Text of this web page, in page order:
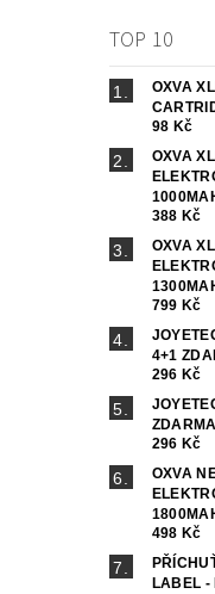
TOP 10
OXVA
98 Kč
OXVA
388 Kč
OXVA
799 Kč
4+1
296 Kč
ZDARMA
296 Kč
OXVA
498 Kč
LABEL